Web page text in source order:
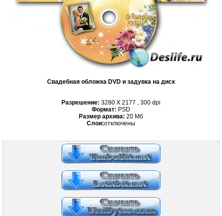
Свадебная обложка DVD и задувка на диск
Разрешение: 3280 Х 2177 , 300 dpi
Формат: PSD
Размер архива: 20 Мб
Слои:отключены